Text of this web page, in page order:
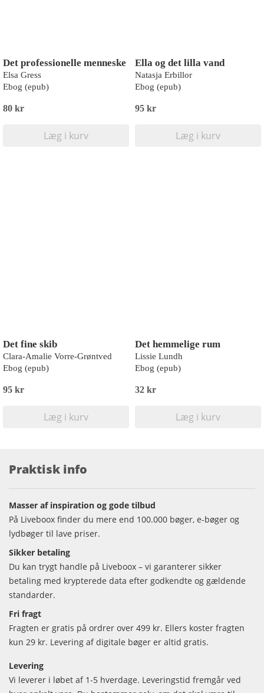
Det professionelle menneske
Elsa Gress
Ebog (epub)
80 kr
Læg i kurv
Ella og det lilla vand
Natasja Erbillor
Ebog (epub)
95 kr
Læg i kurv
Det fine skib
Clara-Amalie Vorre-Grøntved
Ebog (epub)
95 kr
Læg i kurv
Det hemmelige rum
Lissie Lundh
Ebog (epub)
32 kr
Læg i kurv
Praktisk info
Masser af inspiration og gode tilbud
På Liveboox finder du mere end 100.000 bøger, e-bøger og
lydbøger til lave priser.
Sikker betaling
Du kan trygt handle på Liveboox – vi garanterer sikker
betaling med krypterede data efter godkendte og gældende
standarder.
Fri fragt
Fragten er gratis på ordrer over 499 kr. Ellers koster fragten
kun 29 kr. Levering af digitale bøger er altid gratis.
Levering
Vi leverer i løbet af 1-5 hverdage. Leveringstid fremgår ved